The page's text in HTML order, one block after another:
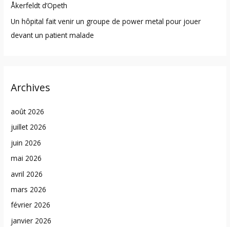
Åkerfeldt d’Opeth
Un hôpital fait venir un groupe de power metal pour jouer
devant un patient malade
Archives
août 2026
juillet 2026
juin 2026
mai 2026
avril 2026
mars 2026
février 2026
janvier 2026